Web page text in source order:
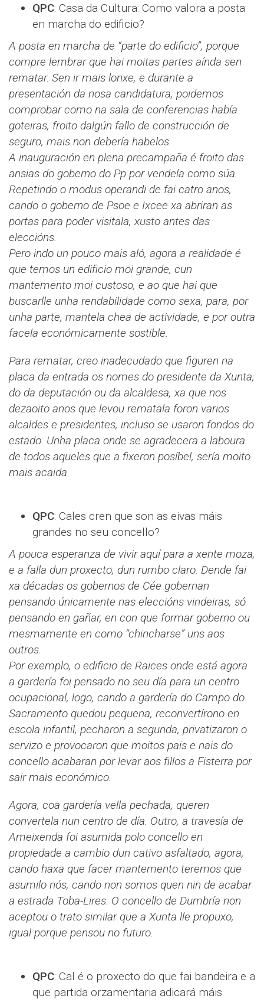
QPC: Casa da Cultura: Como valora a posta
en marcha do edificio?
A posta en marcha de “parte do edificio”, porque
compre lembrar que hai moitas partes aínda sen
rematar. Sen ir mais lonxe, e durante a
presentación da nosa candidatura, poidemos
comprobar como na sala de conferencias había
goteiras, froito dalgún fallo de construcción de
seguro, mais non debería habelos.
A inauguración en plena precampaña é froito das
ansias do goberno do Pp por vendela como súa.
Repetindo o modus operandi de fai catro anos,
cando o goberno de Psoe e Ixcee xa abriran as
portas para poder visitala, xusto antes das
eleccións.
Pero indo un pouco mais aló, agora a realidade é
que temos un edificio moi grande, cun
mantemento moi custoso, e ao que hai que
buscarlle unha rendabilidade como sexa, para, por
unha parte, mantela chea de actividade, e por outra
facela económicamente sostible.
Para rematar, creo inadecudado que figuren na
placa da entrada os nomes do presidente da Xunta,
do da deputación ou da alcaldesa, xa que nos
dezaoito anos que levou rematala foron varios
alcaldes e presidentes, incluso se usaron fondos do
estado. Unha placa onde se agradecera a laboura
de todos aqueles que a fixeron posíbel, sería moito
mais acaida.
QPC: Cales cren que son as eivas máis
grandes no seu concello?
A pouca esperanza de vivir aquí para a xente moza,
e a falla dun proxecto, dun rumbo claro. Dende fai
xa décadas os gobernos de Cée gobernan
pensando únicamente nas eleccións vindeiras, só
pensando en gañar, en con que formar goberno ou
mesmamente en como “chincharse” uns aos
outros.
Por exemplo, o edificio de Raices onde está agora
a gardería foi pensado no seu día para un centro
ocupacional, logo, cando a gardería do Campo do
Sacramento quedou pequena, reconvertírono en
escola infantil, pecharon a segunda, privatizaron o
servizo e provocaron que moitos pais e nais do
concello acabaran por levar aos fillos a Fisterra por
sair mais económico.
Agora, coa gardería vella pechada, queren
convertela nun centro de día. Outro, a travesía de
Ameixenda foi asumida polo concello en
propiedade a cambio dun cativo asfaltado, agora,
cando haxa que facer mantemento teremos que
asumilo nós, cando non somos quen nin de acabar
a estrada Toba-Lires. O concello de Dumbría non
aceptou o trato similar que a Xunta lle propuxo,
igual porque pensou no futuro.
QPC: Cal é o proxecto do que fai bandeira e a
que partida orzamentaria adicará máis